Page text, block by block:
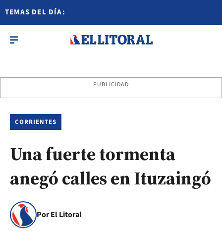
TEMAS DEL DÍA:
PUBLICIDAD
CORRIENTES
Una fuerte tormenta
anegó calles en Ituzaingó
Por El Litoral